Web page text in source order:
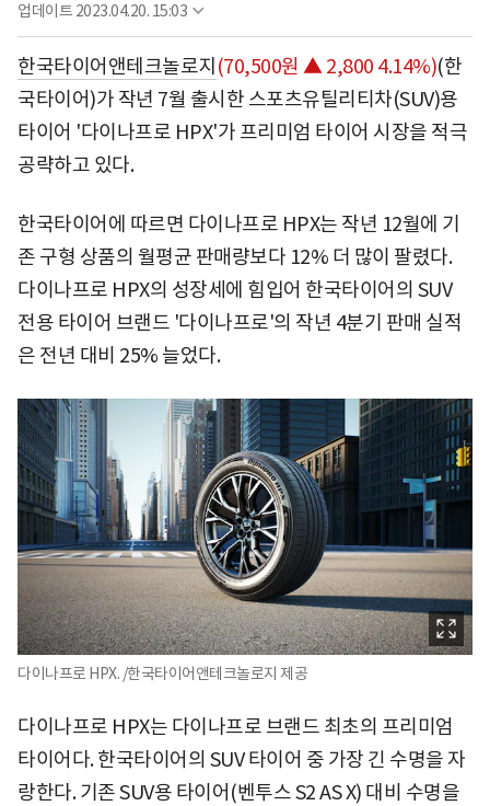
업데이트 2023.04.20. 15:03
한국타이어앤테크놀로지 (70,500원 ▲ 2,800 4.14%)(한
국타이어)가 작년 7월 출시한 스포츠유틸리티차(SUV)용
타이어 '다이나프로 HPX'가 프리미엄 타이어 시장을 적극
공략하고 있다.
한국타이어에 따르면 다이나프로 HPX는 작년 12월에 기
존 구형 상품의 월평균 판매량보다 12% 더 많이 팔렸다.
다이나프로 HPX의 성장세에 힘입어 한국타이어의 SUV
전용 타이어 브랜드 '다이나프로'의 작년 4분기 판매 실적
은 전년 대비 25% 늘었다.
다이나프로 HPX. /한국타이어앤테크놀로지 제공
다이나프로 HPX는 다이나프로 브랜드 최초의 프리미엄
타이어다. 한국타이어의 SUV 타이어 중 가장 긴 수명을 자
랑한다. 기존 SUV용 타이어(벤투스 S2 AS X) 대비 수명을